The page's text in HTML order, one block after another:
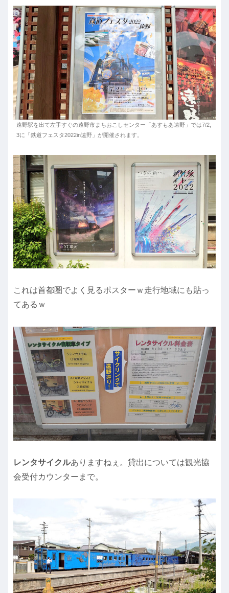
遠野駅を出て左手すぐの遠野市まちおこしセンター「あすもあ遠野」では7/2,
3に「鉄道フェスタ2022in遠野」が開催されます。
これは首都圏でよく見るポスターｗ走行地域にも貼っ
てあるｗ
レンタサイクルありますねぇ。貸出については観光協
会受付カウンターまで。